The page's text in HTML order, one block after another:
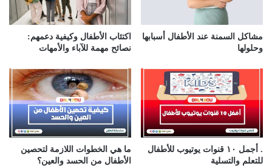
مشاكل السمنة عند الأطفال أسبابها
وحلولها
اكتئاب الأطفال وكيفية دعمهم:
نصائح مهمة للآباء والأمهات
. أجمل ١٠ قنوات يوتيوب للأطفال
للتعلم والتسلية
ما هي الخطوات اللازمة لتحصين
الأطفال من الحسد والعين؟